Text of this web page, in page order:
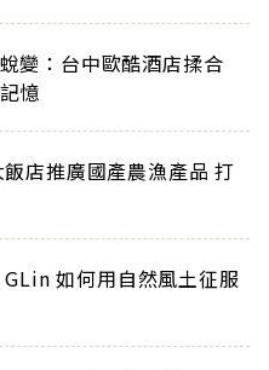
變：台中歐酷酒店揉合
憶
店推廣國產農漁產品 打
如何用自然風土征服